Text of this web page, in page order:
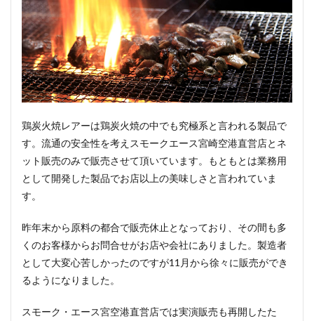
鶏炭火焼レアーは鶏炭火焼の中でも究極系と言われる製品で
す。流通の安全性を考えスモークエース宮崎空港直営店とネ
ット販売のみで販売させて頂いています。もともとは業務用
として開発した製品でお店以上の美味しさと言われていま
す。
昨年末から原料の都合で販売休止となっており、その間も多
くのお客様からお問合せがお店や会社にありました。製造者
として大変心苦しかったのですが11月から徐々に販売ができ
るようになりました。
スモーク・エース宮空港直営店では実演販売も再開したた